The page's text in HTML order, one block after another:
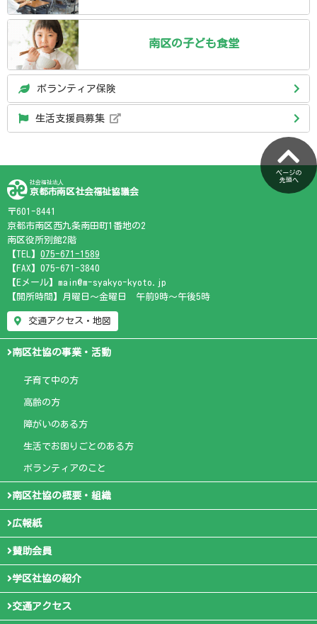
南区の子ども食堂
ボランティア保険
生活支援員募集
ページの
先頭へ
社会福祉法人
京都市南区社会福祉協議会
〒601-8441
京都市南区西九条南田町1番地の2
南区役所別館2階
【TEL】 075-671-1589
【FAX】075-671-3840
【Eメール】main@m-syakyo-kyoto.jp
【開所時間】月曜日～金曜日 午前9時～午後5時
交通アクセス・地図
南区社協の事業・活動
子育て中の方
高齢の方
障がいのある方
生活でお困りごとのある方
ボランティアのこと
南区社協の概要・組織
広報紙
賛助会員
学区社協の紹介
交通アクセス